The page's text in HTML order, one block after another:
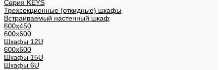
Cерия KEYS
Трехсекционные (откидные) шкафы
Встраиваемый настенный шкаф
600x450
600x600
Шкафы 12U
600x600
Шкафы 15U
Шкафы 6U